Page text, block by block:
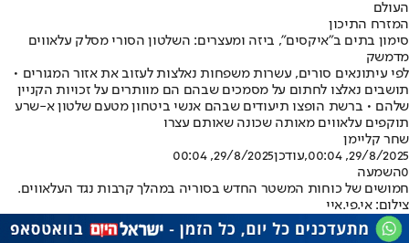
העולם
המזרח התיכון
סימון בתים ב"איקסים", ביזה ומעצרים: השלטון הסורי מסלק עלאווים
מדמשק
לפי עיתונאים סורים, עשרות משפחות נאלצות לעזוב את אזור המגורים •
תושבים נאלצו לחתום על מסמכים שבהם הם מוותרים על זכויות הקניין
שלהם • ברשת הופצו תיעודים שבהם אנשי ביטחון מטעם שלטון א-שרע
תוקפים עלאווים מאותה שכונה שאותם עצרו
שחר קליימן
29/8/2025, 00:04
,עודכן29/8/2025, 00:04
0השמעה
חמושים של כוחות המשטר החדש בסוריה במהלך קרבות נגד העלאווים.
צילום: אי.פי.איי